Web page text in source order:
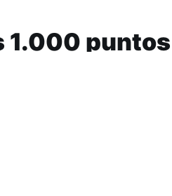
1.000 puntos